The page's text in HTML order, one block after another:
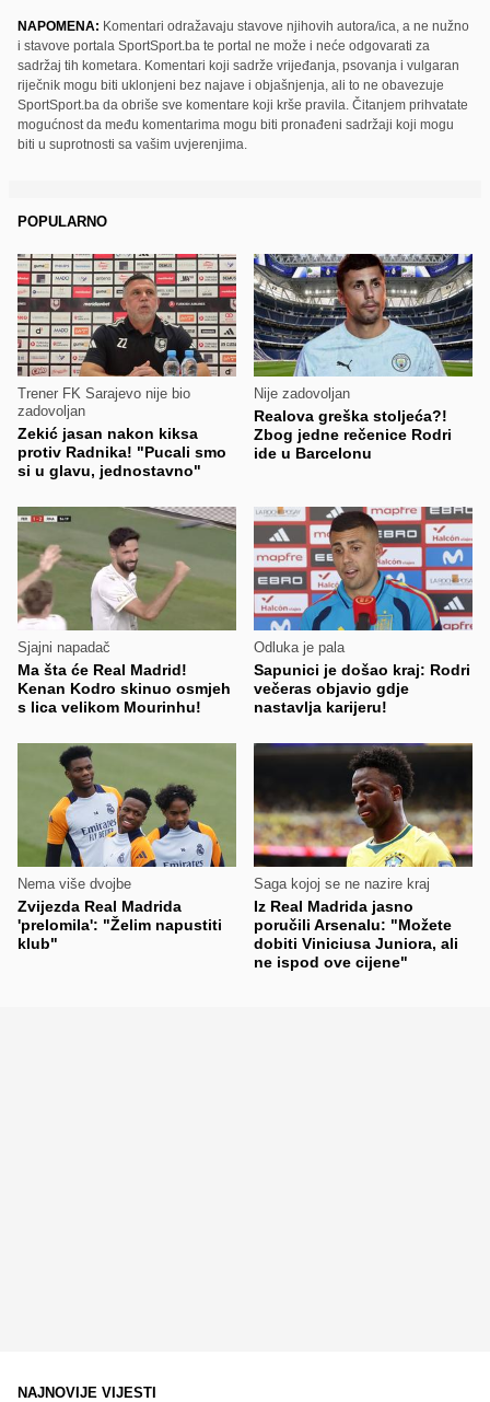
NAPOMENA: Komentari odražavaju stavove njihovih autora/ica, a ne nužno
i stavove portala SportSport.ba te portal ne može i neće odgovarati za
sadržaj tih kometara. Komentari koji sadrže vrijeđanja, psovanja i vulgaran
riječnik mogu biti uklonjeni bez najave i objašnjenja, ali to ne obavezuje
SportSport.ba da obriše sve komentare koji krše pravila. Čitanjem prihvatate
mogućnost da među komentarima mogu biti pronađeni sadržaji koji mogu
biti u suprotnosti sa vašim uvjerenjima.
POPULARNO
Trener FK Sarajevo nije bio
zadovoljan
Zekić jasan nakon kiksa
protiv Radnika! "Pucali smo
si u glavu, jednostavno"
Nije zadovoljan
Realova greška stoljeća?!
Zbog jedne rečenice Rodri
ide u Barcelonu
Sjajni napadač
Ma šta će Real Madrid!
Kenan Kodro skinuo osmjeh
s lica velikom Mourinhu!
Odluka je pala
Sapunici je došao kraj: Rodri
večeras objavio gdje
nastavlja karijeru!
Nema više dvojbe
Zvijezda Real Madrida
'prelomila': "Želim napustiti
klub"
Saga kojoj se ne nazire kraj
Iz Real Madrida jasno
poručili Arsenalu: "Možete
dobiti Viniciusa Juniora, ali
ne ispod ove cijene"
NAJNOVIJE VIJESTI